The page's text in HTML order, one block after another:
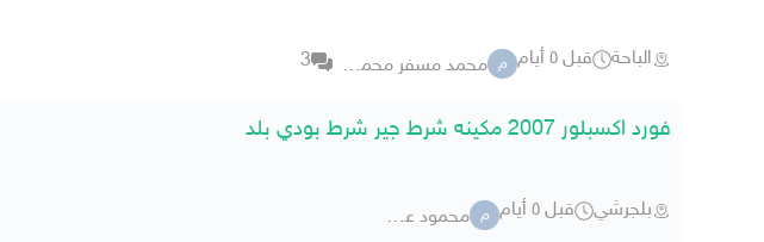
الباحة قبل ٥ أيام م محمد مسفر محمد معيض ال بقيه 3
فورد اكسبلور 2007 مكينه شرط جير شرط بودي بلد
بلجرشي قبل ٥ أيام م محمود عونى